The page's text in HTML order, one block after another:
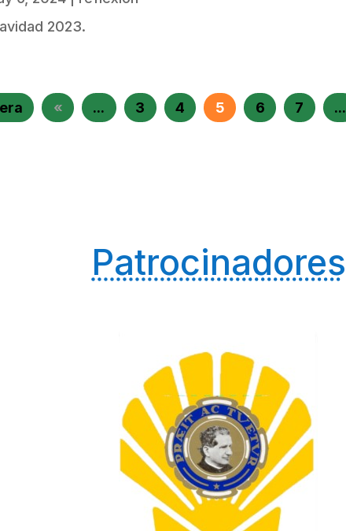
2023.
« ... 3 4 5 6 7 ...
Patrocinadores